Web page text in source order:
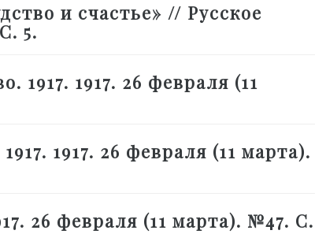
и счастье» // Русское
5.
1917. 26 февраля (11
1917. 26 февраля (11 марта).
26 февраля (11 марта). №47. С.